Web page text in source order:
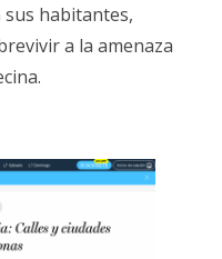
habitantes,
a la amenaza